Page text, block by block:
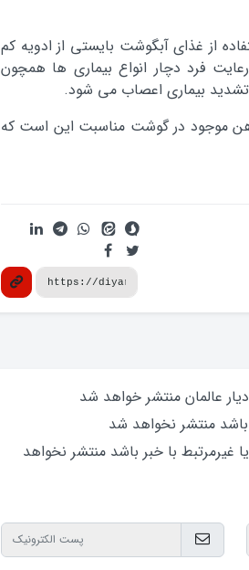
از غذاي آبگوشت بايستي از ادويه كم
فرد دچار انواع بيماري ها همچون
بيماري اعصاب مي شود.
موجود در گوشت مناسبت اين است كه
عالمان منتشر خواهد‌ شد
منتشر نخواهد‌ شد
غیرمرتبط با خبر باشد منتشر نخواهد‌